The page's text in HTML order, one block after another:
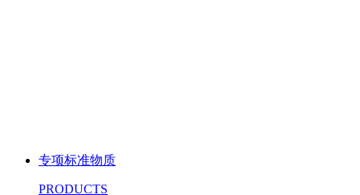
专项标准物质
PRODUCTS